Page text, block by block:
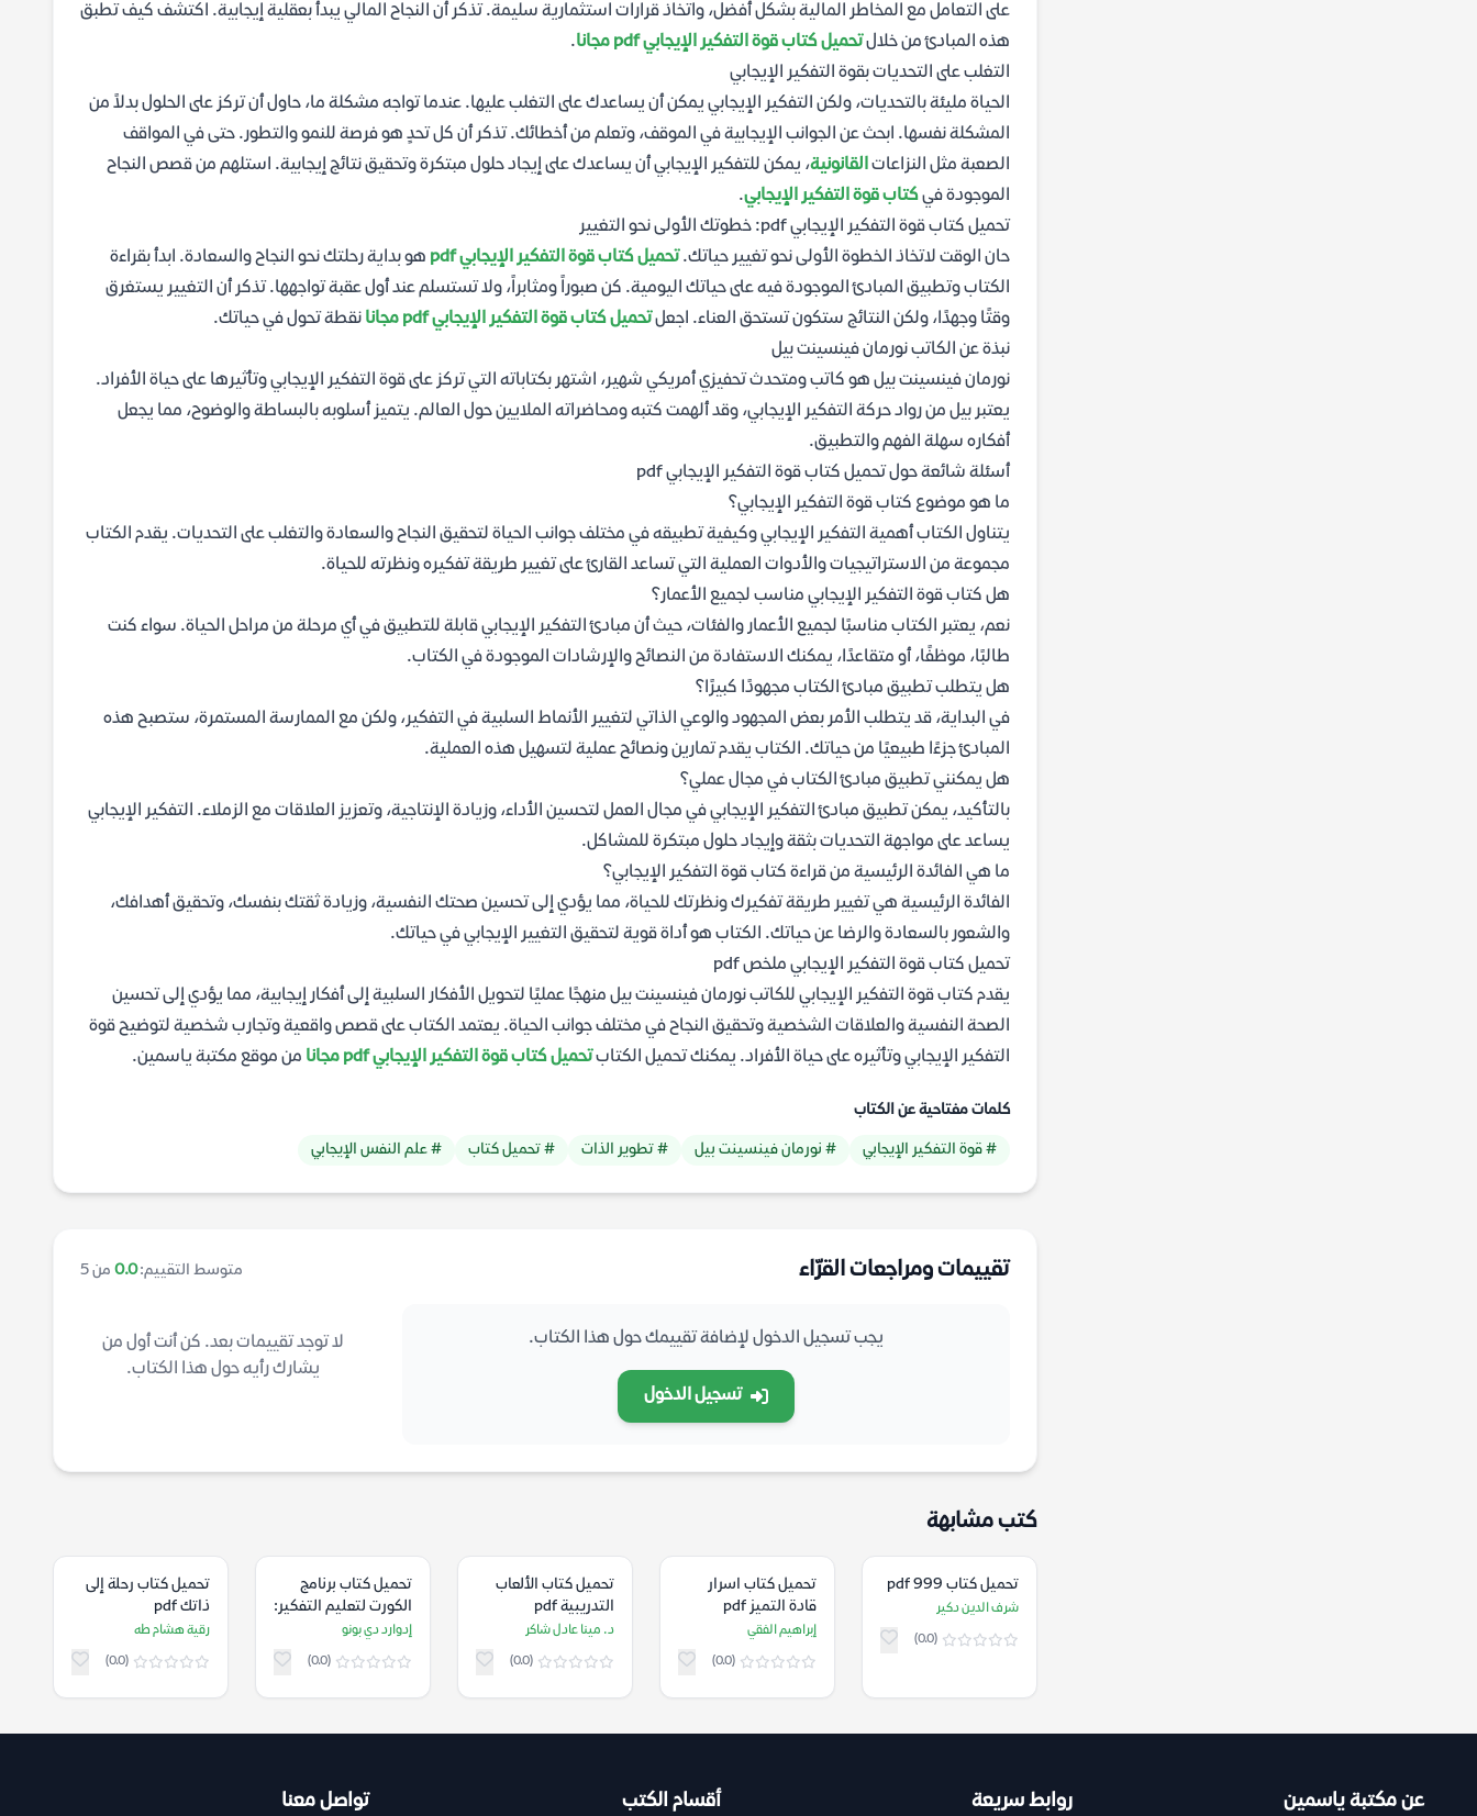
على التعامل مع المخاطر المالية بشكل أفضل، واتخاذ قرارات استثمارية سليمة. تذكر أن النجاح المالي يبدأ بعقلية إيجابية. اكتشف كيف تطبق
هذه المبادئ من خلالتحميل كتاب قوة التفكير الإيجابي pdf مجانا
.
التغلب على التحديات بقوة التفكير الإيجابي
الحياة مليئة بالتحديات، ولكن التفكير الإيجابي يمكن أن يساعدك على التغلب عليها. عندما تواجه مشكلة ما، حاول أن تركز على الحلول بدلاً من
المشكلة نفسها. ابحث عن الجوانب الإيجابية في الموقف، وتعلم من أخطائك. تذكر أن كل تحدٍ هو فرصة للنمو والتطور. حتى في المواقف
الصعبة مثل النزاعاتالقانونية، يمكن للتفكير الإيجابي أن يساعدك على إيجاد حلول مبتكرة وتحقيق نتائج إيجابية. استلهم من قصص النجاح
الموجودة فيكتاب قوة التفكير الإيجابي.
تحميل كتاب قوة التفكير الإيجابي pdf: خطوتك الأولى نحو التغيير
حان الوقت لاتخاذ الخطوة الأولى نحو تغيير حياتك.تحميل كتاب قوة التفكير الإيجابي pdf
هو بداية رحلتك نحو النجاح والسعادة. ابدأ بقراءة
الكتاب وتطبيق المبادئ الموجودة فيه على حياتك اليومية. كن صبوراً ومثابراً، ولا تستسلم عند أول عقبة تواجهها. تذكر أن التغيير يستغرق
وقتًا وجهدًا، ولكن النتائج ستكون تستحق العناء. اجعلتحميل كتاب قوة التفكير الإيجابي pdf مجانا
نقطة تحول في حياتك.
نبذة عن الكاتب نورمان فينسينت بيل
نورمان فينسينت بيل هو كاتب ومتحدث تحفيزي أمريكي شهير، اشتهر بكتاباته التي تركز على قوة التفكير الإيجابي وتأثيرها على حياة الأفراد.
يعتبر بيل من رواد حركة التفكير الإيجابي، وقد ألهمت كتبه ومحاضراته الملايين حول العالم. يتميز أسلوبه بالبساطة والوضوح، مما يجعل
أفكاره سهلة الفهم والتطبيق.
أسئلة شائعة حول تحميل كتاب قوة التفكير الإيجابي pdf
ما هو موضوع كتاب قوة التفكير الإيجابي؟
يتناول الكتاب أهمية التفكير الإيجابي وكيفية تطبيقه في مختلف جوانب الحياة لتحقيق النجاح والسعادة والتغلب على التحديات. يقدم الكتاب
مجموعة من الاستراتيجيات والأدوات العملية التي تساعد القارئ على تغيير طريقة تفكيره ونظرته للحياة.
هل كتاب قوة التفكير الإيجابي مناسب لجميع الأعمار؟
نعم، يعتبر الكتاب مناسبًا لجميع الأعمار والفئات، حيث أن مبادئ التفكير الإيجابي قابلة للتطبيق في أي مرحلة من مراحل الحياة. سواء كنت
طالبًا، موظفًا، أو متقاعدًا، يمكنك الاستفادة من النصائح والإرشادات الموجودة في الكتاب.
هل يتطلب تطبيق مبادئ الكتاب مجهودًا كبيرًا؟
في البداية، قد يتطلب الأمر بعض المجهود والوعي الذاتي لتغيير الأنماط السلبية في التفكير، ولكن مع الممارسة المستمرة، ستصبح هذه
المبادئ جزءًا طبيعيًا من حياتك. الكتاب يقدم تمارين ونصائح عملية لتسهيل هذه العملية.
هل يمكنني تطبيق مبادئ الكتاب في مجال عملي؟
بالتأكيد، يمكن تطبيق مبادئ التفكير الإيجابي في مجال العمل لتحسين الأداء، وزيادة الإنتاجية، وتعزيز العلاقات مع الزملاء. التفكير الإيجابي
يساعد على مواجهة التحديات بثقة وإيجاد حلول مبتكرة للمشاكل.
ما هي الفائدة الرئيسية من قراءة كتاب قوة التفكير الإيجابي؟
الفائدة الرئيسية هي تغيير طريقة تفكيرك ونظرتك للحياة، مما يؤدي إلى تحسين صحتك النفسية، وزيادة ثقتك بنفسك، وتحقيق أهدافك،
والشعور بالسعادة والرضا عن حياتك. الكتاب هو أداة قوية لتحقيق التغيير الإيجابي في حياتك.
تحميل كتاب قوة التفكير الإيجابي ملخص pdf
يقدم كتاب قوة التفكير الإيجابي للكاتب نورمان فينسينت بيل منهجًا عمليًا لتحويل الأفكار السلبية إلى أفكار إيجابية، مما يؤدي إلى تحسين
الصحة النفسية والعلاقات الشخصية وتحقيق النجاح في مختلف جوانب الحياة. يعتمد الكتاب على قصص واقعية وتجارب شخصية لتوضيح قوة
التفكير الإيجابي وتأثيره على حياة الأفراد. يمكنك تحميل الكتابتحميل كتاب قوة التفكير الإيجابي pdf مجانا من موقع مكتبة ياسمين.
كلمات مفتاحية عن الكتاب
# قوة التفكير الإيجابي # نورمان فينسينت بيل # تطوير الذات # تحميل كتاب # علم النفس الإيجابي
تقييمات ومراجعات القرّاء متوسط التقييم:0.0 من 5
يجب تسجيل الدخول لإضافة تقييمك حول هذا الكتاب.
تسجيل الدخول
لا توجد تقييمات بعد. كن أنت أول من
يشارك رأيه حول هذا الكتاب.
كتب مشابهة
تحميل كتاب 999 pdf
شرف الدين دكير
(0.0)
تحميل كتاب اسرار
قادة التميز pdf
إبراهيم الفقي
(0.0)
تحميل كتاب الألعاب
التدريبية pdf
د. مينا عادل شاكر
(0.0)
تحميل كتاب برنامج
الكورت لتعليم التفكير:
الفعل pdf
إدوارد دي بونو
(0.0)
تحميل كتاب رحلة إلى
ذاتك pdf
رقية هشام طه
(0.0)
عن مكتبة ياسمين روابط سريعة أقسام الكتب تواصل معنا